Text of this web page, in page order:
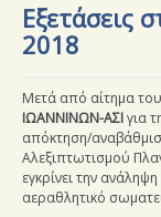
Εξετάσεις
2018
Μετά από αίτημα του
ΙΩΑΝΝΙΝΩΝ-ΑΣΙγια
απόκτηση/
Αλεξιπτωτισμού
εγκρίνει την
αεραθλητικό